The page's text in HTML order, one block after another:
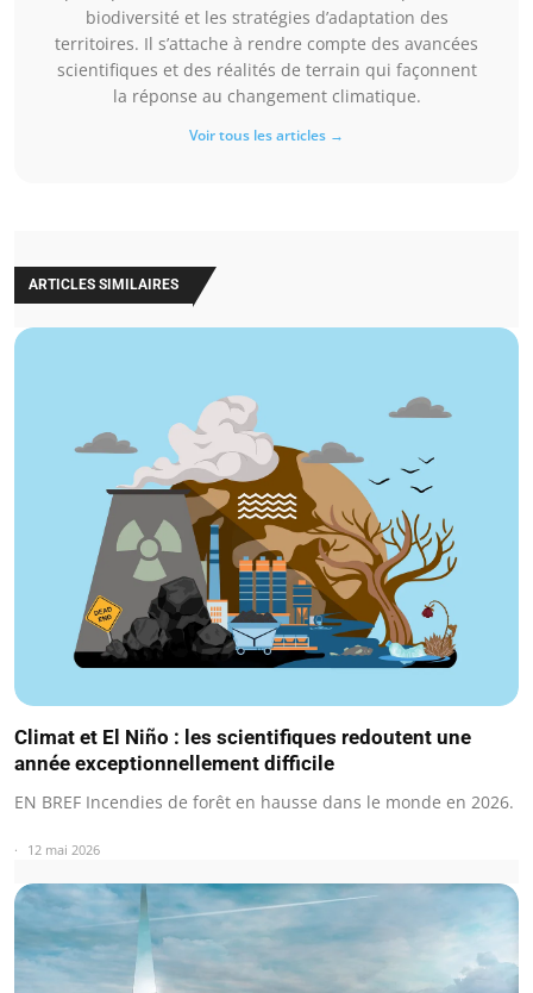
biodiversité et les stratégies d’adaptation des
territoires. Il s’attache à rendre compte des avancées
scientifiques et des réalités de terrain qui façonnent
la réponse au changement climatique.
Voir tous les articles →
ARTICLES SIMILAIRES
Climat et El Niño : les scientifiques redoutent une
année exceptionnellement difficile
EN BREF Incendies de forêt en hausse dans le monde en 2026.
12 mai 2026